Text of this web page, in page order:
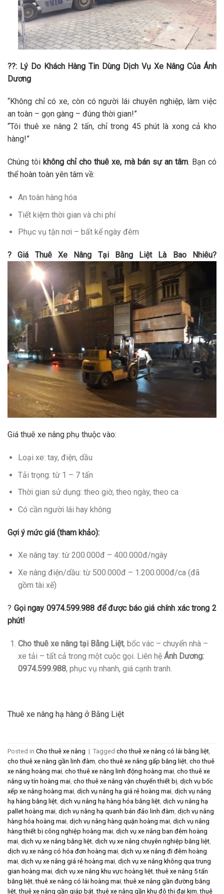
?‍?: Lý Do Khách Hàng Tin Dùng Dịch Vụ Xe Nâng Của Ánh
Dương
“Không chỉ có xe, còn có người lái chuyên nghiệp, làm việc
an toàn – gọn gàng – đúng thời gian!”
“Tôi thuê xe nâng 2 tấn, chỉ trong 45 phút là xong cả kho
hàng!”
Chúng tôi không chỉ cho thuê xe, mà bán sự an tâm. Bạn có
thể hoàn toàn yên tâm về:
An toàn hàng hóa
Tiết kiệm thời gian và chi phí
Phục vụ tận nơi – bất kể ngày đêm
? Giá Thuê Xe Nâng Tại Bằng Liệt Là Bao Nhiêu?
Giá thuê xe nâng phụ thuộc vào:
Loại xe: tay, điện, dầu
Tải trọng: từ 1 – 7 tấn
Thời gian sử dụng: theo giờ, theo ngày, theo ca
Có cần người lái hay không
Gợi ý mức giá (tham khảo):
Xe nâng tay: từ 200.000đ – 400.000đ/ngày
Xe nâng điện/dầu: từ 500.000đ – 1.200.000đ/ca (đã
gồm tài xế)
? Gọi ngay 0974.599.988 để được báo giá chính xác trong 2
phút!
Cho thuê xe nâng tại Bằng Liệt, bốc vác – chuyển nhà –
xe tải – tất cả trong một cuộc gọi. Liên hệ Ánh Dương:
0974.599.988, phục vụ nhanh, giá cạnh tranh.
Thuê xe nâng hạ hàng ở Bằng Liệt
Posted in Cho thuê xe nâng | Tagged cho thuê xe nâng có lái bằng liệt,
cho thuê xe nâng gần linh đàm, cho thuê xe nâng gấp bằng liệt, cho thuê
xe nâng hoàng mai, cho thuê xe nâng linh động hoàng mai, cho thuê xe
nâng uy tín hoàng mai, cho thuê xe nâng vận chuyển thiết bị, dịch vụ bốc
xếp xe nâng hoàng mai, dịch vụ nâng hạ giá rẻ hoàng mai, dịch vụ nâng
hạ hàng bằng liệt, dịch vụ nâng hạ hàng hóa bằng liệt, dịch vụ nâng hạ
pallet hoàng mai, dịch vụ nâng hạ quanh bán đảo linh đàm, dịch vụ nâng
hàng hóa hoàng mai, dịch vụ nâng hàng quận hoàng mai, dịch vụ nâng
hàng thiết bị công nghiệp hoàng mai, dịch vụ xe nâng ban đêm hoàng
mai, dịch vụ xe nâng bằng liệt, dịch vụ xe nâng chuyên nghiệp bằng liệt,
dịch vụ xe nâng có hóa đơn hoàng mai, dịch vụ xe nâng đi đêm hoàng
mai, dịch vụ xe nâng giá rẻ hoàng mai, dịch vụ xe nâng không qua trung
gian hoàng mai, dịch vụ xe nâng khu vực hoàng liệt,thuê xe nâng 5 tấn
bằng liệt,thuê xe nâng có lái hoàng mai,thuê xe nâng gần đường bằng
liệt,thuê xe nâng gần giáp bát,thuê xe nâng gần khu đô thị đại kim,thuê